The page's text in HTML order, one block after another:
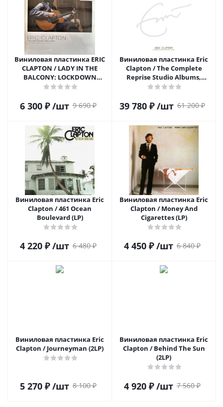
Виниловая пластинка ERIC
CLAPTON / LADY IN THE
BALCONY: LOCKDOWN
SESSIONS (2LP)
6 300₽ /шт 9 690₽
Виниловая пластинка Eric
Clapton / The Complete
Reprise Studio Albums,
Volume 1 (12LP)
39 780₽ /шт 61 200₽
Виниловая пластинка Eric
Clapton / 461 Ocean
Boulevard (LP)
4 220₽ /шт 6 480₽
Виниловая пластинка Eric
Clapton / Money And
Cigarettes (LP)
4 450₽ /шт 6 840₽
Виниловая пластинка Eric
Clapton / Journeyman (2LP)
5 270₽ /шт 8 100₽
Виниловая пластинка Eric
Clapton / Behind The Sun
(2LP)
4 920₽ /шт 7 560₽